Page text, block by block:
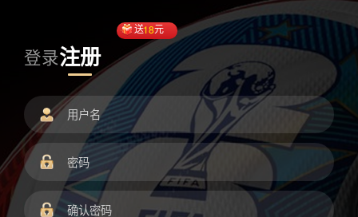
登录注册
送18元